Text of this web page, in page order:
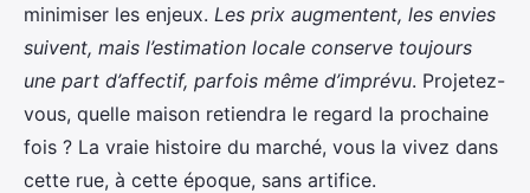
minimiser les enjeux. Les prix augmentent, les envies
suivent, mais l’estimation locale conserve toujours
une part d’affectif, parfois même d’imprévu. Projetez-
vous, quelle maison retiendra le regard la prochaine
fois ? La vraie histoire du marché, vous la vivez dans
cette rue, à cette époque, sans artifice.